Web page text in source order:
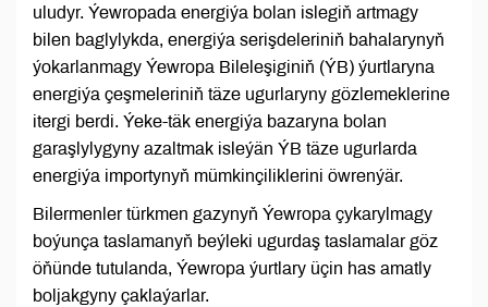
uludyr. Ýewropada energiýa bolan islegiň artmagy
bilen baglylykda, energiýa serişdeleriniň bahalarynyň
ýokarlanmagy Ýewropa Bileleşiginiň (ÝB) ýurtlaryna
energiýa çeşmeleriniň täze ugurlaryny gözlemeklerine
itergi berdi. Ýeke-täk energiýa bazaryna bolan
garaşlylygyny azaltmak isleýän ÝB täze ugurlarda
energiýa importynyň mümkinçiliklerini öwrenýär.
Bilermenler türkmen gazynyň Ýewropa çykarylmagy
boýunça taslamanyň beýleki ugurdaş taslamalar göz
öňünde tutulanda, Ýewropa ýurtlary üçin has amatly
boljakgyny çaklaýarlar.